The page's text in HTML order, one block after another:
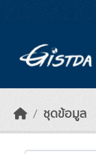
ชุดข้อมูล